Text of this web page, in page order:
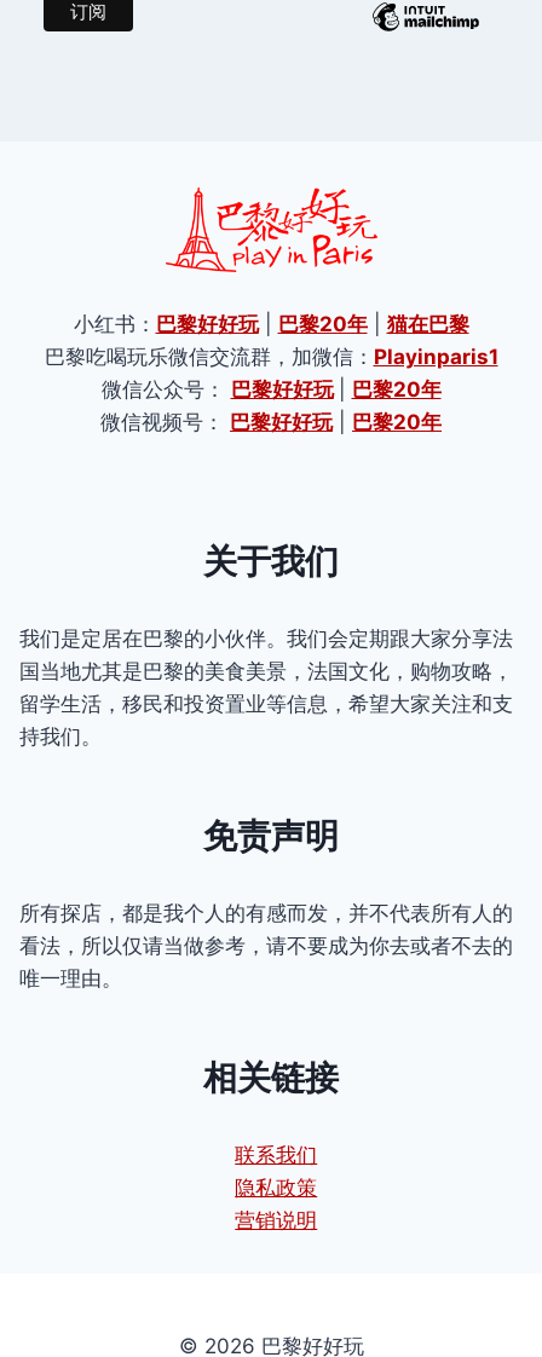
小红书： 巴黎好好玩| 巴黎20年| 猫在巴黎
巴黎吃喝玩乐微信交流群，加微信： Playinparis1
微信公众号： 巴黎好好玩
巴黎20年
微信视频号： 巴黎好好玩| 巴黎20年
关于我们
我们是定居在巴黎的小伙伴。我们会定期跟大家分享法
国当地尤其是巴黎的美食美景，法国文化，购物攻略，
留学生活，移民和投资置业等信息，希望大家关注和支
持我们。
免责声明
所有探店，都是我个人的有感而发，并不代表所有人的
看法，所以仅请当做参考，请不要成为你去或者不去的
唯一理由。
相关链接
联系我们
隐私政策
营销说明
© 2026 巴黎好好玩